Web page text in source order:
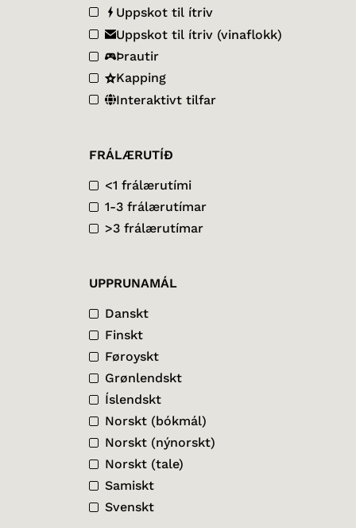
Uppskot til ítriv
Uppskot til ítriv (vinaflokk)
Þrautir
Kapping
Interaktivt tilfar
FRÁLÆRUTÍÐ
<1 frálærutími
1-3 frálærutímar
>3 frálærutímar
UPPRUNAMÁL
Danskt
Finskt
Føroyskt
Grønlendskt
Íslendskt
Norskt (bókmál)
Norskt (nýnorskt)
Norskt (tale)
Samiskt
Svenskt